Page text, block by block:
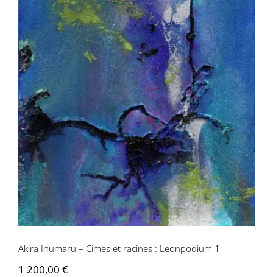
Akira Inumaru – Cimes et racines :
Leonpodium 1
Akira Inumaru – Cimes et racines : Leonpodium 1
1 200,00 €